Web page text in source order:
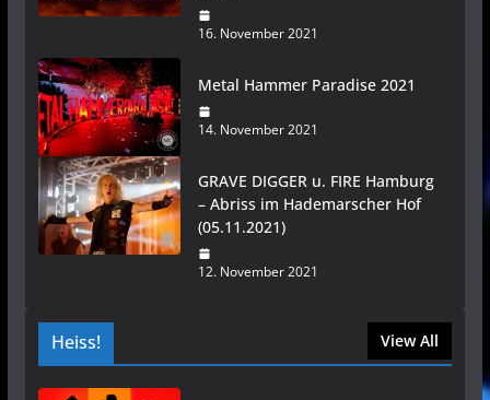
16. November 2021
Metal Hammer Paradise 2021
14. November 2021
GRAVE DIGGER u. FIRE Hamburg
– Abriss im Hademarscher Hof
(05.11.2021)
12. November 2021
Heiss! View All